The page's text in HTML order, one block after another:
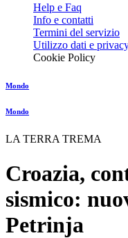
Help e Faq
Info e contatti
Termini del servizio
Utilizzo dati e
Cookie Policy
Mondo
Mondo
LA TERRA TREMA
Croazia,
sismico:
Petrinja